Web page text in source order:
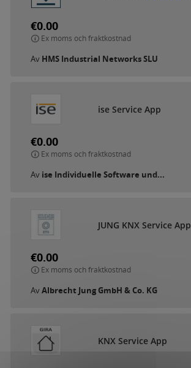
€0.00
Ex moms och fraktkostnad
Av HMS Industrial Networks SLU
ise Service App
€0.00
Ex moms och fraktkostnad
Av ise Individuelle Software und...
JUNG KNX Service App
€0.00
Ex moms och fraktkostnad
AvAlbrecht Jung GmbH & Co. KG
KNX Service App